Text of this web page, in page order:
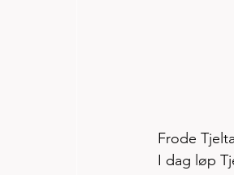
Frode
I dag løp